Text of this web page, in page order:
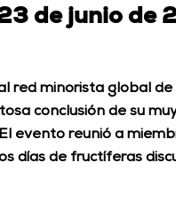
de junio de
red minorista global
conclusión de su
evento reunió a
días de fructíferas